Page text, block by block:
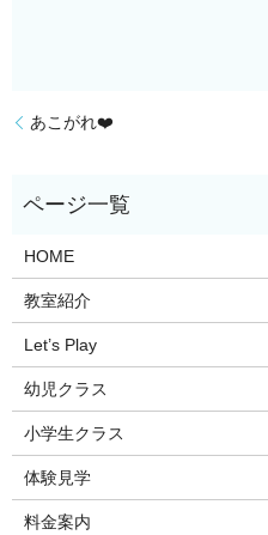
あこがれ❤️
HOME
教室紹介
Let’s Play
幼児クラス
小学生クラス
体験見学
料金案内